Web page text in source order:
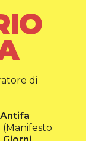
di
(Manifesto